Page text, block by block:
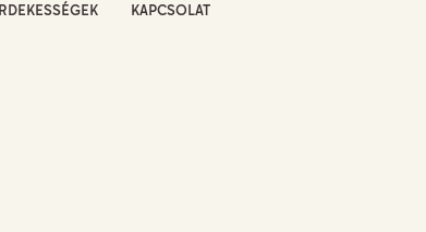
KAPCSOLAT